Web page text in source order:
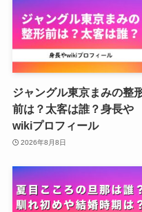
ジャングル東京まみの整
前は？太客は誰？身長や
wikiプロフィール
2026年8月8日